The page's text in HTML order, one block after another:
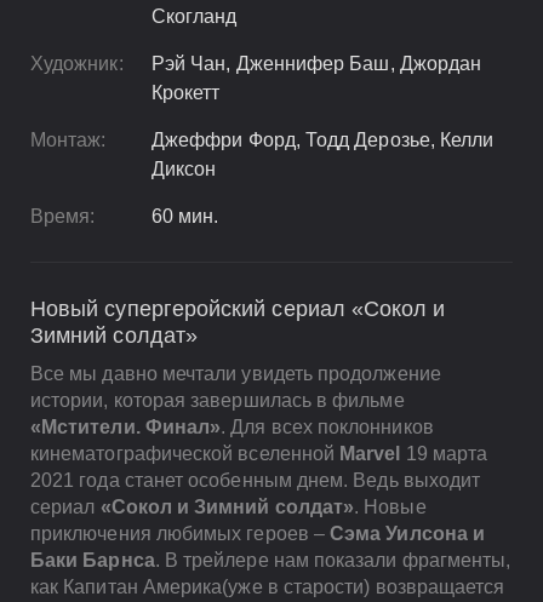
Скогланд
Художник:
Рэй Чан, Дженнифер Баш, Джордан
Крокетт
Монтаж:
Джеффри Форд, Тодд Дерозье, Келли
Диксон
Время: 60 мин.
Новый супергеройский сериал «Сокол и
Зимний солдат»
Все мы давно мечтали увидеть продолжение
истории, которая завершилась в фильме
«Мстители. Финал». Для всех поклонников
кинематографической вселенной Marvel 19 марта
2021 года станет особенным днем. Ведь выходит
сериал «Сокол и Зимний солдат». Новые
приключения любимых героев –Сэма Уилсона и
Баки Барнса. В трейлере нам показали фрагменты,
как Капитан Америка(уже в старости) возвращается